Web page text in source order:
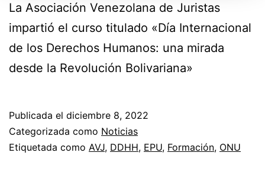
La Asociación Venezolana de Juristas
impartió el curso titulado «Día Internacional
de los Derechos Humanos: una mirada
desde la Revolución Bolivariana»
Publicada el diciembre 8, 2022
Categorizada como Noticias
Etiquetada como AVJ, DDHH, EPU, Formación, ONU